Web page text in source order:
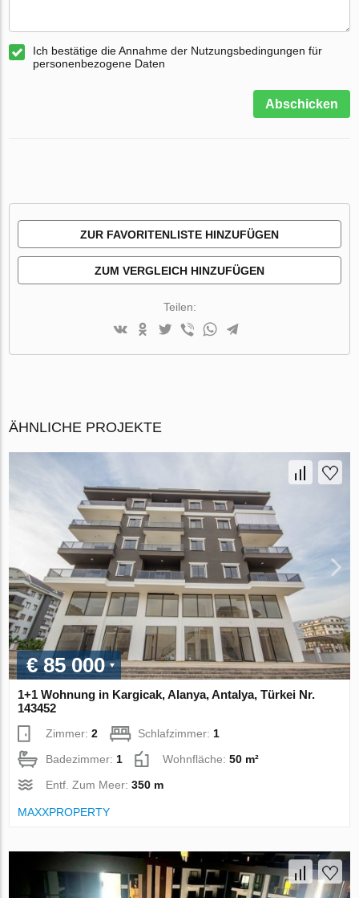
Ich bestätige die Annahme der Nutzungsbedingungen für
personenbezogene Daten
Abschicken
ZUR FAVORITENLISTE HINZUFÜGEN
ZUM VERGLEICH HINZUFÜGEN
Teilen:
ÄHNLICHE PROJEKTE
€ 85 000
1+1 Wohnung in Kargicak, Alanya, Antalya, Türkei Nr.
143452
Zimmer:2 Schlafzimmer:1
Badezimmer:1 Wohnfläche:50 m²
Entf. Zum Meer:350 m
MAXXPROPERTY